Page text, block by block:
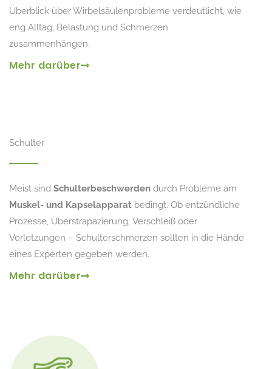
Überblick über Wirbelsäulenprobleme verdeutlicht, wie
eng Alltag, Belastung und Schmerzen
zusammenhängen.
Mehr darüber
Schulter
Meist sind Schulterbeschwerden durch Probleme am
Muskel- und Kapselapparat bedingt. Ob entzündliche
Prozesse, Überstrapazierung, Verschleiß oder
Verletzungen – Schulterschmerzen sollten in die Hände
eines Experten gegeben werden.
Mehr darüber